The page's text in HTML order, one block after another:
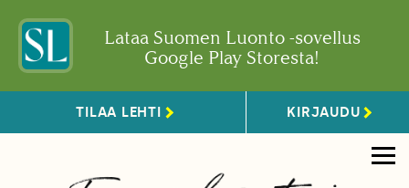
Lataa Suomen Luonto -sovellus
Google Play Storesta!
TILAA LEHTI KIRJAUDU